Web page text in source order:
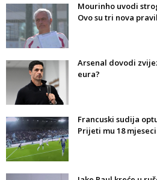
Mourinho uvodi
Ovo su tri nova
Arsenal dovodi
eura?
Francuski sudija
Prijeti mu 18